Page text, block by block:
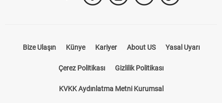
Bize Ulaşın Künye Kariyer About US Yasal Uyarı
Çerez Politikası Gizlilik Politikası
KVKK Aydınlatma Metni Kurumsal